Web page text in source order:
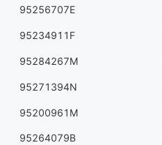
95256707E
95234911F
95284267M
95271394N
95200961M
95264079B